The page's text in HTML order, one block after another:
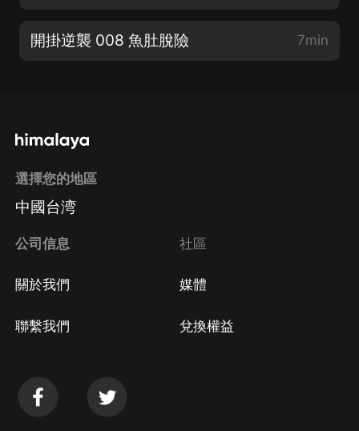
開掛逆襲 008 魚肚脫險 7min
選擇您的地區
中國台湾
公司信息
關於我們
聯繫我們
社區
媒體
兌換權益